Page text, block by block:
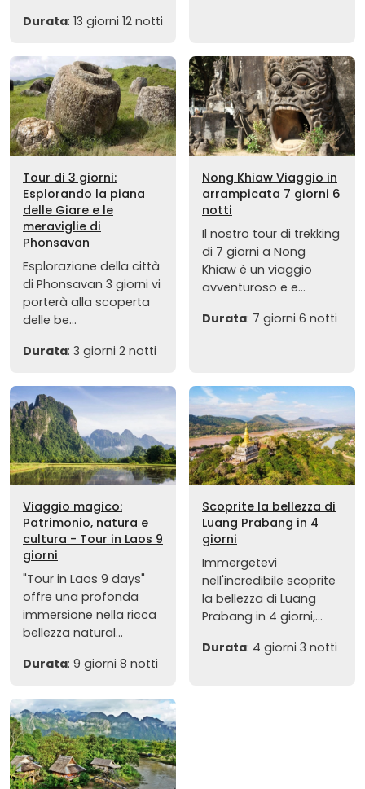
Durata: 13 giorni 12 notti
Tour di 3 giorni:
Esplorando la piana
delle Giare e le
meraviglie di
Phonsavan
Esplorazione della città
di Phonsavan 3 giorni vi
porterà alla scoperta
delle be...
Durata: 3 giorni 2 notti
Nong Khiaw Viaggio in
arrampicata 7 giorni 6
notti
Il nostro tour di trekking
di 7 giorni a Nong
Khiaw è un viaggio
avventuroso e e...
Durata: 7 giorni 6 notti
Viaggio magico:
Patrimonio, natura e
cultura - Tour in Laos 9
giorni
"Tour in Laos 9 days"
offre una profonda
immersione nella ricca
bellezza natural...
Durata: 9 giorni 8 notti
Scoprite la bellezza di
Luang Prabang in 4
giorni
Immergetevi
nell'incredibile scoprite
la bellezza di Luang
Prabang in 4 giorni,...
Durata: 4 giorni 3 notti